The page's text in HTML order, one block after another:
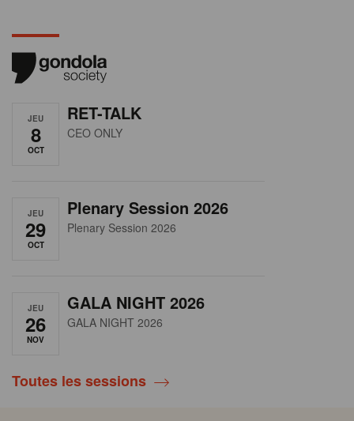
JEU
8
OCT
RET-TALK
CEO ONLY
JEU
29
OCT
Plenary Session 2026
Plenary Session 2026
JEU
26
NOV
GALA NIGHT 2026
GALA NIGHT 2026
Toutes les sessions